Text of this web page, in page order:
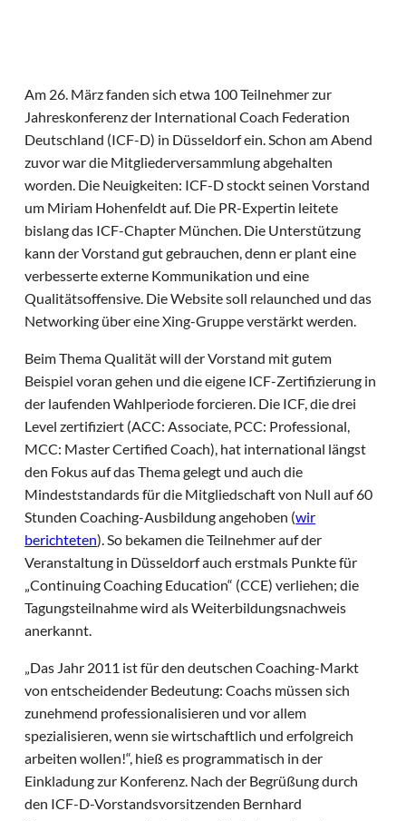
Am 26. März fanden sich etwa 100 Teilnehmer zur
Jahreskonferenz der International Coach Federation
Deutschland (ICF-D) in Düsseldorf ein. Schon am Abend
zuvor war die Mitgliederversammlung abgehalten
worden. Die Neuigkeiten: ICF-D stockt seinen Vorstand
um Miriam Hohenfeldt auf. Die PR-Expertin leitete
bislang das ICF-Chapter München. Die Unterstützung
kann der Vorstand gut gebrauchen, denn er plant eine
verbesserte externe Kommunikation und eine
Qualitätsoffensive. Die Website soll relaunched und das
Networking über eine Xing-Gruppe verstärkt werden.
Beim Thema Qualität will der Vorstand mit gutem
Beispiel voran gehen und die eigene ICF-Zertifizierung in
der laufenden Wahlperiode forcieren. Die ICF, die drei
Level zertifiziert (ACC: Associate, PCC: Professional,
MCC: Master Certified Coach), hat international längst
den Fokus auf das Thema gelegt und auch die
Mindeststandards für die Mitgliedschaft von Null auf 60
Stunden Coaching-Ausbildung angehoben (wir
berichteten). So bekamen die Teilnehmer auf der
Veranstaltung in Düsseldorf auch erstmals Punkte für
„Continuing Coaching Education“ (CCE) verliehen; die
Tagungsteilnahme wird als Weiterbildungsnachweis
anerkannt.
„Das Jahr 2011 ist für den deutschen Coaching-Markt
von entscheidender Bedeutung: Coachs müssen sich
zunehmend professionalisieren und vor allem
spezialisieren, wenn sie wirtschaftlich und erfolgreich
arbeiten wollen!“, hieß es programmatisch in der
Einkladung zur Konferenz. Nach der Begrüßung durch
den ICF-D-Vorstandsvorsitzenden Bernhard